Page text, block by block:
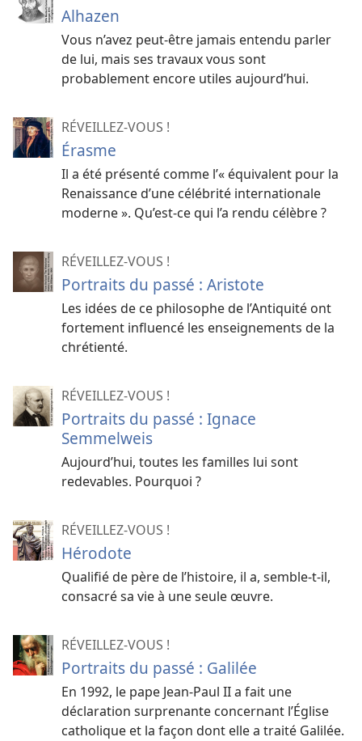
Alhazen
Vous n’avez peut-être jamais entendu parler
de lui, mais ses travaux vous sont
probablement encore utiles aujourd’hui.
RÉVEILLEZ-VOUS !
Érasme
Il a été présenté comme l’« équivalent pour la
Renaissance d’une célébrité internationale
moderne ». Qu’est-​ce qui l’a rendu célèbre ?
RÉVEILLEZ-VOUS !
Portraits du passé : Aristote
Les idées de ce philosophe de l’Antiquité ont
fortement influencé les enseignements de la
chrétienté.
RÉVEILLEZ-VOUS !
Portraits du passé : Ignace
Semmelweis
Aujourd’hui, toutes les familles lui sont
redevables. Pourquoi ?
RÉVEILLEZ-VOUS !
Hérodote
Qualifié de père de l’histoire, il a, semble-t-il,
consacré sa vie à une seule œuvre.
RÉVEILLEZ-VOUS !
Portraits du passé : Galilée
En 1992, le pape Jean-Paul II a fait une
déclaration surprenante concernant l’Église
catholique et la façon dont elle a traité Galilée.